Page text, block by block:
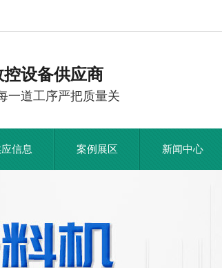
控设备供应商
一道工序严把质量关
信息 案例展区 新闻中心